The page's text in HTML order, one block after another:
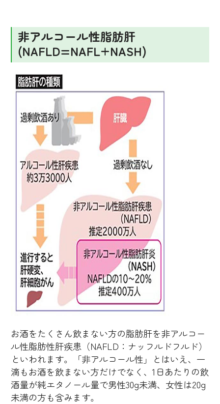
非アルコール性脂肪肝
(NAFLD=NAFL+NASH)
お酒をたくさん飲まない方の脂肪肝を非アルコー
ル性脂肪性肝疾患（NAFLD：ナッフルドフルド）
といわれます。「非アルコール性」とはいえ、一
滴もお酒を飲まない方だけでなく、1日あたりの飲
酒量が純エタノール量で男性30g未満、女性は20g
未満の方も含みます。